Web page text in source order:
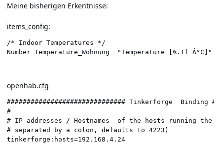
Meine bisherigen Erkentnisse:
items_config:
/* Indoor Temperatures */
openhab.cfg
############################## Tinkerforge  Binding
#
# IP addresses / Hostnames  of the hosts running
# separated by a colon, defaults to 4223)
tinkerforge:hosts=192.168.4.24